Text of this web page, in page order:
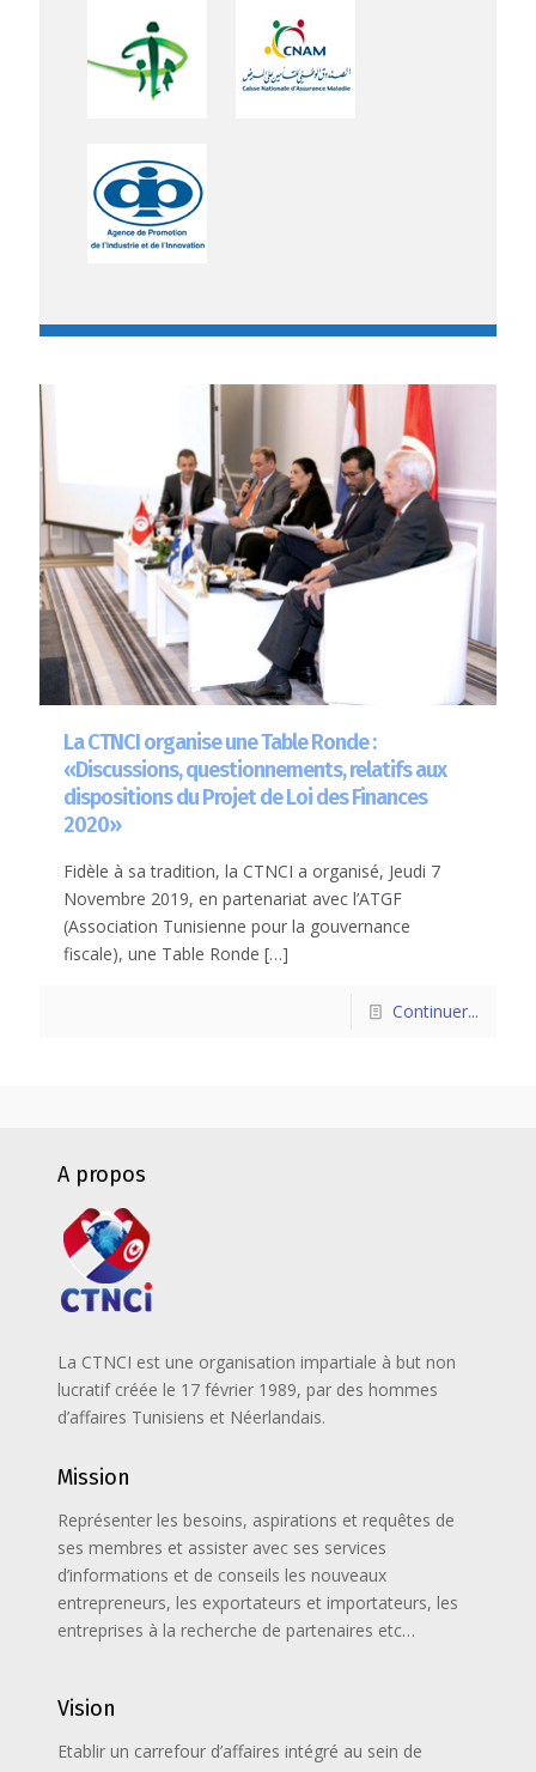
La CTNCI organise une Table Ronde :
«Discussions, questionnements, relatifs aux
dispositions du Projet de Loi des Finances
2020»
Fidèle à sa tradition, la CTNCI a organisé, Jeudi 7
Novembre 2019, en partenariat avec l’ATGF
(Association Tunisienne pour la gouvernance
fiscale), une Table Ronde […]
Continuer...
A propos
La CTNCI est une organisation impartiale à but non
lucratif créée le 17 février 1989, par des hommes
d’affaires Tunisiens et Néerlandais.
Mission
Représenter les besoins, aspirations et requêtes de
ses membres et assister avec ses services
d’informations et de conseils les nouveaux
entrepreneurs, les exportateurs et importateurs, les
entreprises à la recherche de partenaires etc…
Vision
Etablir un carrefour d’affaires intégré au sein de